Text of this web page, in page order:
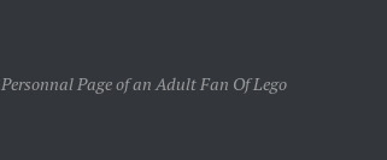
Page of an Adult Fan Of Lego